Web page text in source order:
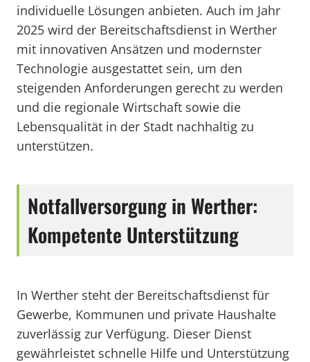
individuelle Lösungen anbieten. Auch im Jahr
2025 wird der Bereitschaftsdienst in Werther
mit innovativen Ansätzen und modernster
Technologie ausgestattet sein, um den
steigenden Anforderungen gerecht zu werden
und die regionale Wirtschaft sowie die
Lebensqualität in der Stadt nachhaltig zu
unterstützen.
Notfallversorgung in Werther:
Kompetente Unterstützung
In Werther steht der Bereitschaftsdienst für
Gewerbe, Kommunen und private Haushalte
zuverlässig zur Verfügung. Dieser Dienst
gewährleistet schnelle Hilfe und Unterstützung